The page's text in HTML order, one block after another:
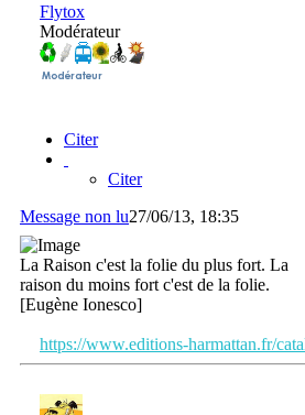
Flytox
Modérateur
Citer
Citer
Message non lu27/06/13, 18:35
La Raison c'est la folie du plus fort. La
raison du moins fort c'est de la folie.
[Eugène Ionesco]
https://www.editions-harmattan.fr/